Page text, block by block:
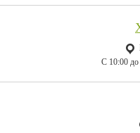
C 10:00